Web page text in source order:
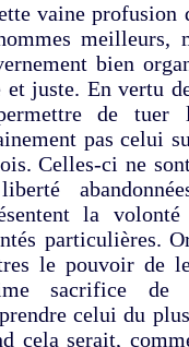
vaine profusion
meilleurs,
bien
et juste. En vertu
de tuer
pas celui
Celles-ci ne
la
particulières.
le pouvoir de
sacrifice de
celui du
cela serait,